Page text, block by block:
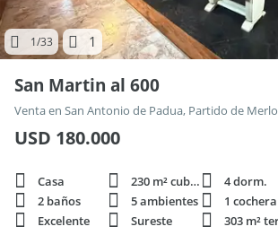
1/33 1
San Martin al 600
Venta en San Antonio de Padua, Partido de Merlo
USD 180.000
Casa 230 m² cubie. 4 dorm.
2 baños
5 ambientes 1 cochera
Excelente
Sureste